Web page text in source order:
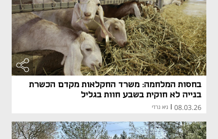
בחסות המלחמה: משרד החקלאות מקדם הכשרת
בנייה לא חוקית בשבע חוות בגליל
08.03.26 גיא נרדי